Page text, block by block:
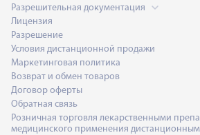
Разрешительная документация
Лицензия
Разрешение
Условия дистанционной продажи
Маркетинговая политика
Возврат и обмен товаров
Договор оферты
Обратная связь
Розничная торговля лекарственными
медицинского применения